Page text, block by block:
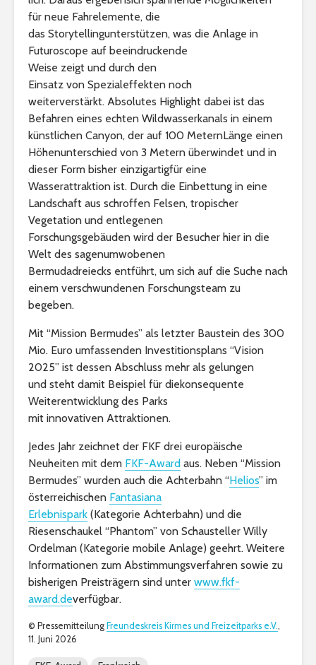
für neue Fahrelemente, die
das Storytellingunterstützen, was die Anlage in
Futuroscope auf beeindruckende
Weise zeigt und durch den
Einsatz von Spezialeffekten noch
weiterverstärkt. Absolutes Highlight dabei ist das
Befahren eines echten Wildwasserkanals in einem
künstlichen Canyon, der auf 100 MeternLänge einen
Höhenunterschied von 3 Metern überwindet und in
dieser Form bisher einzigartigfür eine
Wasserattraktion ist. Durch die Einbettung in eine
Landschaft aus schroffen Felsen, tropischer
Vegetation und entlegenen
Forschungsgebäuden wird der Besucher hier in die
Welt des sagenumwobenen
Bermudadreiecks entführt, um sich auf die Suche nach
einem verschwundenen Forschungsteam zu
begeben.
Mit “Mission Bermudes” als letzter Baustein des 300
Mio. Euro umfassenden Investitionsplans “Vision
2025” ist dessen Abschluss mehr als gelungen
und steht damit Beispiel für diekonsequente
Weiterentwicklung des Parks
mit innovativen Attraktionen.
Jedes Jahr zeichnet der FKF drei europäische
Neuheiten mit dem FKF-Award aus. Neben “Mission
Bermudes” wurden auch die Achterbahn “Helios” im
österreichischen Fantasiana
Erlebnispark (Kategorie Achterbahn) und die
Riesenschaukel “Phantom” von Schausteller Willy
Ordelman (Kategorie mobile Anlage) geehrt. Weitere
Informationen zum Abstimmungsverfahren sowie zu
bisherigen Preisträgern sind unter www.fkf-
award.deverfügbar.
© Pressemitteilung Freundeskreis Kirmes und Freizeitparks e.V.,
11. Juni 2026